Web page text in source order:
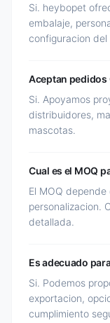
Si. heybopet
embalaje,
configuracion del
Aceptan pedidos
Si. Apoyamos
distribuidores,
mascotas.
Cual es el MOQ
El MOQ
personalizacion.
detallada.
Es adecuado
Si. Podemos
exportacion,
cumplimiento